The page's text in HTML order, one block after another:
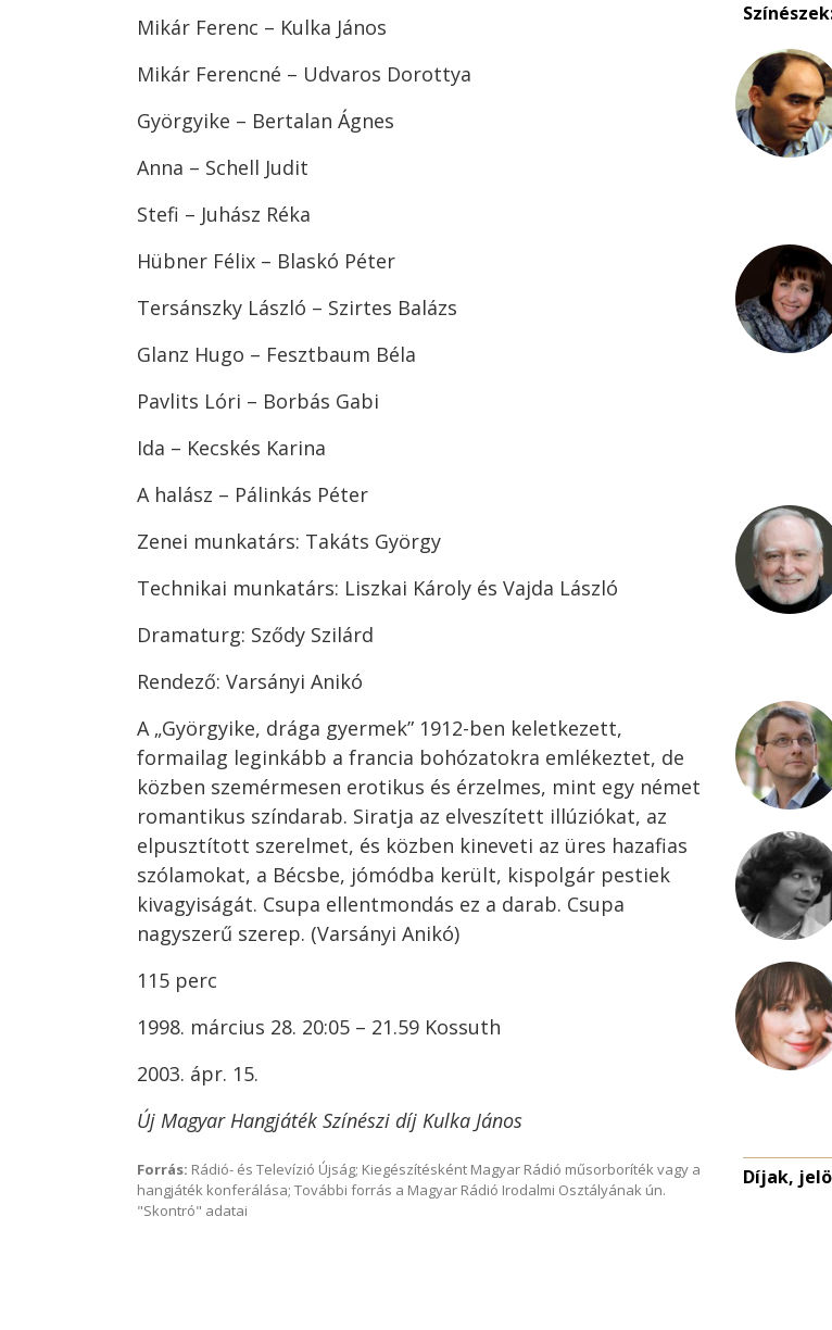
Mikár Ferenc – Kulka János
Mikár Ferencné – Udvaros Dorottya
Györgyike – Bertalan Ágnes
Anna – Schell Judit
Stefi – Juhász Réka
Hübner Félix – Blaskó Péter
Tersánszky László – Szirtes Balázs
Glanz Hugo – Fesztbaum Béla
Pavlits Lóri – Borbás Gabi
Ida – Kecskés Karina
A halász – Pálinkás Péter
Zenei munkatárs: Takáts György
Technikai munkatárs: Liszkai Károly és Vajda László
Dramaturg: Sződy Szilárd
Rendező: Varsányi Anikó
A „Györgyike, drága gyermek” 1912-ben keletkezett,
formailag leginkább a francia bohózatokra emlékeztet, de
közben szemérmesen erotikus és érzelmes, mint egy német
romantikus színdarab. Siratja az elveszített illúziókat, az
elpusztított szerelmet, és közben kineveti az üres hazafias
szólamokat, a Bécsbe, jómódba került, kispolgár pestiek
kivagyiságát. Csupa ellentmondás ez a darab. Csupa
nagyszerű szerep. (Varsányi Anikó)
115 perc
1998. március 28. 20:05 – 21.59 Kossuth
2003. ápr. 15.
Új Magyar Hangjáték Színészi díj Kulka János
Forrás: Rádió- és Televízió Újság; Kiegészítésként Magyar Rádió műsorboríték vagy a
hangjáték konferálása; További forrás a Magyar Rádió Irodalmi Osztályának ún.
"Skontró" adatai
Díjak,